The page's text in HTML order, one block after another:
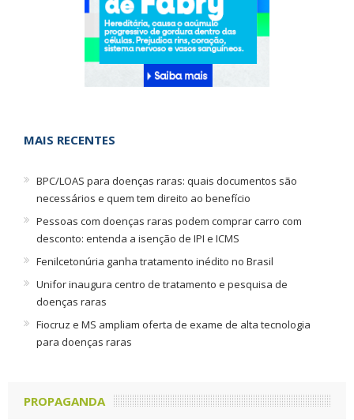
MAIS RECENTES
BPC/LOAS para doenças raras: quais documentos são
necessários e quem tem direito ao benefício
Pessoas com doenças raras podem comprar carro com
desconto: entenda a isenção de IPI e ICMS
Fenilcetonúria ganha tratamento inédito no Brasil
Unifor inaugura centro de tratamento e pesquisa de
doenças raras
Fiocruz e MS ampliam oferta de exame de alta tecnologia
para doenças raras
PROPAGANDA